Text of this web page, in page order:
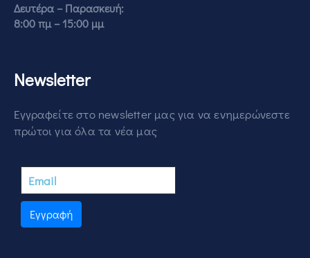
Δευτέρα – Παρασκευή:
8:00 πμ – 15:00 μμ
Newsletter
Εγγραφείτε στο newsletter μας για να ενημερώνεστε
πρώτοι για όλα τα νέα μας
Εγγραφή